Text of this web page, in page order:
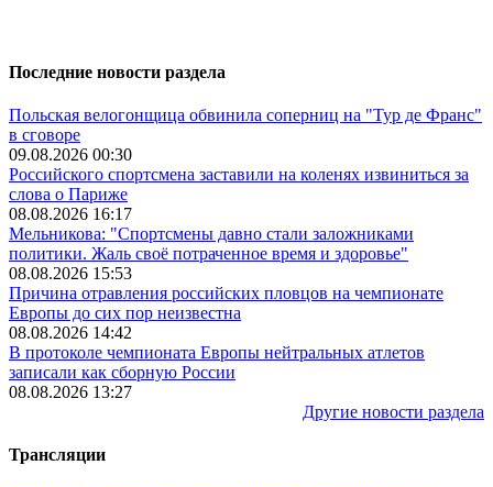
Последние новости раздела
Польская велогонщица обвинила соперниц на "Тур де Франс"
в сговоре
09.08.2026 00:30
Российского спортсмена заставили на коленях извиниться за
слова о Париже
08.08.2026 16:17
Мельникова: "Спортсмены давно стали заложниками
политики. Жаль своё потраченное время и здоровье"
08.08.2026 15:53
Причина отравления российских пловцов на чемпионате
Европы до сих пор неизвестна
08.08.2026 14:42
В протоколе чемпионата Европы нейтральных атлетов
записали как сборную России
08.08.2026 13:27
Другие новости раздела
Трансляции